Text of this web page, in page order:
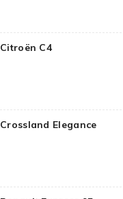
Citroën C4
Crossland Elegance